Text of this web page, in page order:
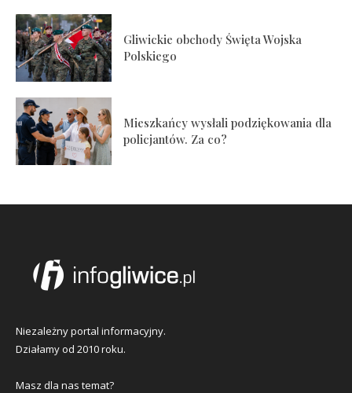
Gliwickie obchody Święta Wojska
Polskiego
Mieszkańcy wysłali podziękowania dla
policjantów. Za co?
Niezależny portal informacyjny.
Działamy od 2010 roku.
Masz dla nas temat?